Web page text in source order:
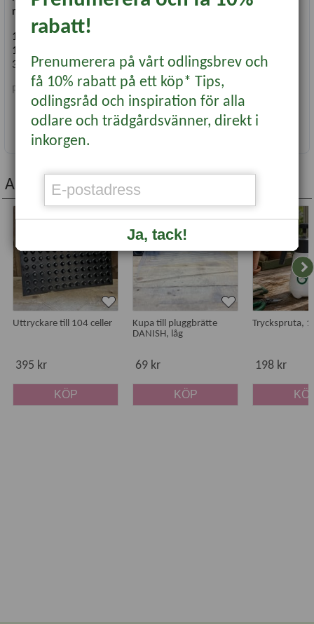
modell C60, C120 och C180.
12v
1,6 liter/min
3,7 bar
Pumpen är enkel att byta ut med liten stickkontakt.
Läs mer...
Andra köpte även...
Uttryckare till 104 celler
395 kr
KÖP
OUTLET
Kupa till pluggbrätte
DANISH, låg
69 kr
KÖP
Nyhet
Tryckspruta,
198 kr
rabatt!
Prenumerera på vårt odlingsbrev och
få 10% rabatt på ett köp* Tips,
odlingsråd och inspiration för alla
odlare och trädgårdsvänner, direkt i
inkorgen.
Ja, tack!